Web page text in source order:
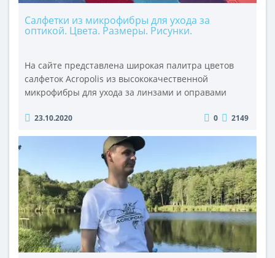
Салфетки из микрофибры для ухода за
оптикой. Цвета. Размеры. Рисунки.
На сайте представлена ​​широкая палитра цветов
салфеток Acropolis из высококачественной
микрофибры для ухода за линзами и оправами
объективами и мониторами. Салфетка быстро и
жирных пятен и грязи. Упаковывается в бумажный
конвертик или в полиэтиленовый пакетик. Есть
яркие и пастельные цвета: синий, голубой,
красный..
23.10.2020 0 2149